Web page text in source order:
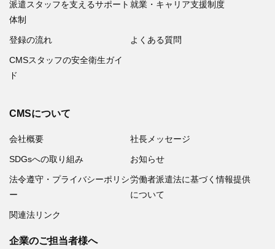
派遣スタッフを支えるサポート
体制
就業・キャリア支援制度
登録の流れ よくある質問
CMSスタッフの安全衛生ガイ
ド
CMSについて
会社概要 社長メッセージ
SDGsへの取り組み お知らせ
法令遵守・プライバシーポリシ
ー
労働者派遣法に基づく情報提供
について
関連法リンク
企業のご担当者様へ